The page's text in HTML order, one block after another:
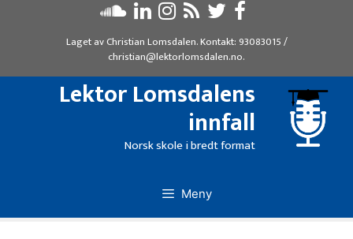
Laget avChristian Lomsdalen. Kontakt: 93083015/
christian@lektorlomsdalen.no.
Lektor Lomsdalens
innfall
Norsk skole i bredt format
Meny